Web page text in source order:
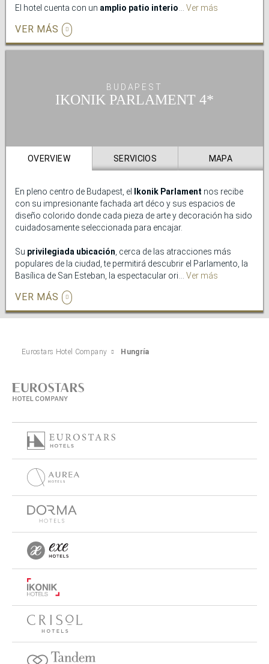
El hotel cuenta con un amplio patio interior
al que se asoman
espacio para descansar tras una larga jornada. Además, el Exe
Budapest Center se convierte en el destino perfecto para los
Además, también dispone de una
relajante sauna y de
, perfecto para soltar el estrés de todo el día.
Ver más
VER MÁS
BUDAPEST
IKONIK PARLAMENT
OVERVIEW SERVICIOS MAPA
En pleno centro de Budapest, el Ikonik Parlament nos recibe
con su impresionante fachada art déco y sus espacios de
diseño colorido donde cada pieza de arte y decoración ha sido
cuidadosamente seleccionada para encajar.
Su privilegiada ubicación , cerca de las atracciones más
populares de la ciudad, te permitirá descubrir el Parlamento, la
Basílica de San Esteban, la espectacular orilla del Danubio y
Humanidad.
Ver más
VER MÁS
Eurostars Hotel Company Hungría